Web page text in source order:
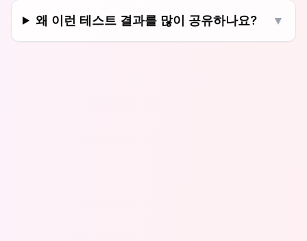
왜 이런 테스트 결과를 많이 공유하나요? ▼